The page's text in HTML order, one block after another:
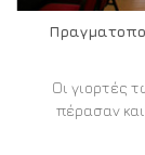
Οι γιορτές
πέρασαν